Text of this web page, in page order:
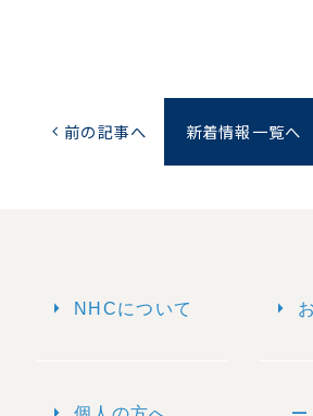
chevron_left 前の記事へ 新着情報一覧へ
arrow_right NHCについて arrow_right